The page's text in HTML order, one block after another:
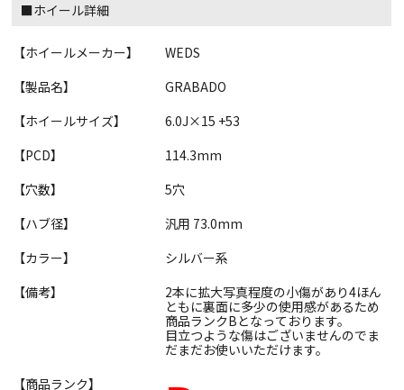
■ホイール詳細
【ホイールメーカー】
WEDS
【製品名】
GRABADO
【ホイールサイズ】
6.0J×15 +53
【PCD】
114.3mm
【穴数】
5穴
【ハブ径】
汎用 73.0mm
【カラー】
シルバー系
【備考】
2本に拡大写真程度の小傷があり4ほん
ともに裏面に多少の使用感があるため
商品ランクBとなっております。
目立つような傷はございませんのでま
だまだお使いいただけます。
【商品ランク】